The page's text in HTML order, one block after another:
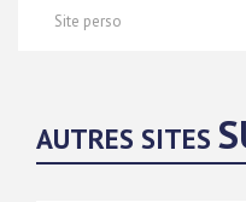
Site perso
AUTRES SITES